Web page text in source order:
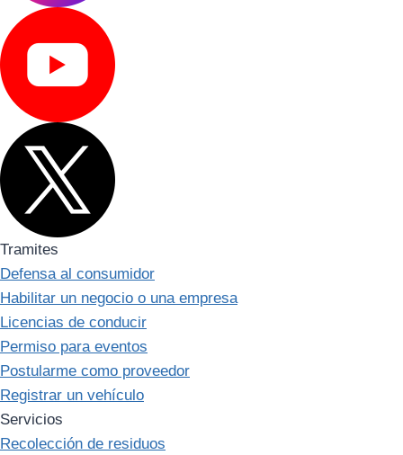
Tramites
Defensa al consumidor
Habilitar un negocio o una empresa
Licencias de conducir
Permiso para eventos
Postularme como proveedor
Registrar un vehículo
Servicios
Recolección de residuos